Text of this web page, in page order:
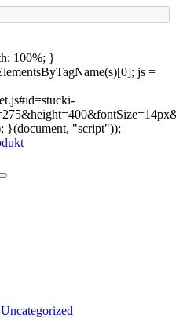
100%; }
js =
}(document, "script"));
Uncategorized